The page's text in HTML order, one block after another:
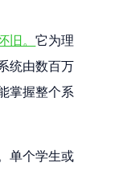
旧。它为理
统由数百万
掌握整个系
单个学生或